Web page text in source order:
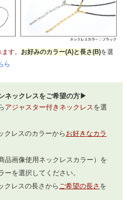
す。 お好みのカラー(A)と長さ(B)を選
ら
ネックレスをご希望の方▶
アジャスター付きネックレス を選
クレスのカラーから お好きなカラ
品画像使用ネックレスカラー）を
ーを選択してください。
クレスの長さから ご希望の長さ を